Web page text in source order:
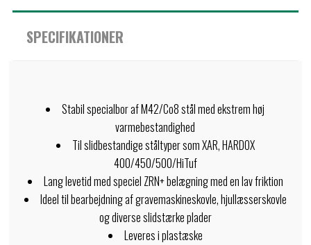
SPECIFIKATIONER
Stabil specialbor af M42/Co8 stål med ekstrem høj
varmebestandighed
Til slidbestandige ståltyper som XAR, HARDOX
400/450/500/HiTuf
Lang levetid med speciel ZRN+ belægning med en lav friktion
Ideel til bearbejdning af gravemaskineskovle, hjullæsserskovle
og diverse slidstærke plader
Leveres i plastæske